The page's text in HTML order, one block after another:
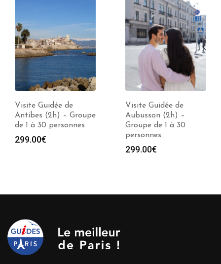
Visite Guidée de
Antibes (2h) – Groupe
de 1 à 30 personnes
299.00€
Visite Guidée de
Aubusson (2h) –
Groupe de 1 à 30
personnes
299.00€